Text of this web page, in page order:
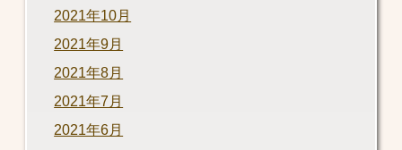
2021年10月
2021年9月
2021年8月
2021年7月
2021年6月